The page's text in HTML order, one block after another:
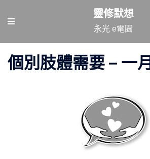
要
靈修默想
永光 e電園
個別肢體需要 – 一月